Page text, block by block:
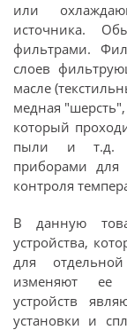
или
источника.
фильтрами.
слоев
масле
медная
который
пыли и т.д.
приборами для
контроля
В данную
устройства,
для
изменяют ее
устройств
установки и